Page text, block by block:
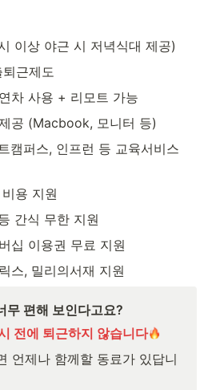
이상 야근 시 저녁식대 제공)
근제도
차 사용 + 리모트 가능
공 (Macbook, 모니터 등)
캠퍼스, 인프런 등 교육서비스
용 지원
간식 무한 지원
십 이용권 무료 지원
스, 밀리의서재 지원
무 편해 보인다고요?
전에 퇴근하지 않습니다
언제나 함께할 동료가 있답니